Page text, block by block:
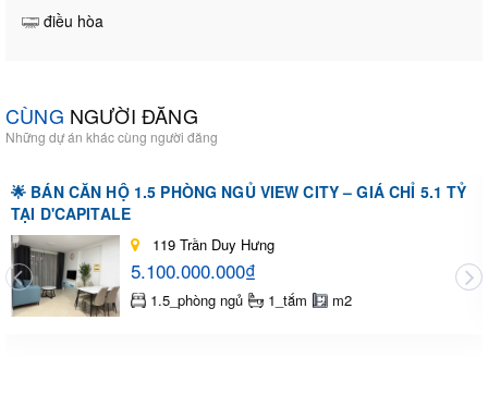
điều hòa
CÙNG NGƯỜI ĐĂNG
Những dự án khác cùng người đăng
🌟 BÁN CĂN HỘ 1.5 PHÒNG NGỦ VIEW CITY – GIÁ CHỈ 5.1 TỶ
TẠI D'CAPITALE
119 Trần Duy Hưng
5.100.000.000₫
1.5_phòng ngủ 1_tắm m2